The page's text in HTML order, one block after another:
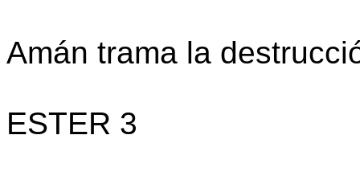
Amán trama la
ESTER 3